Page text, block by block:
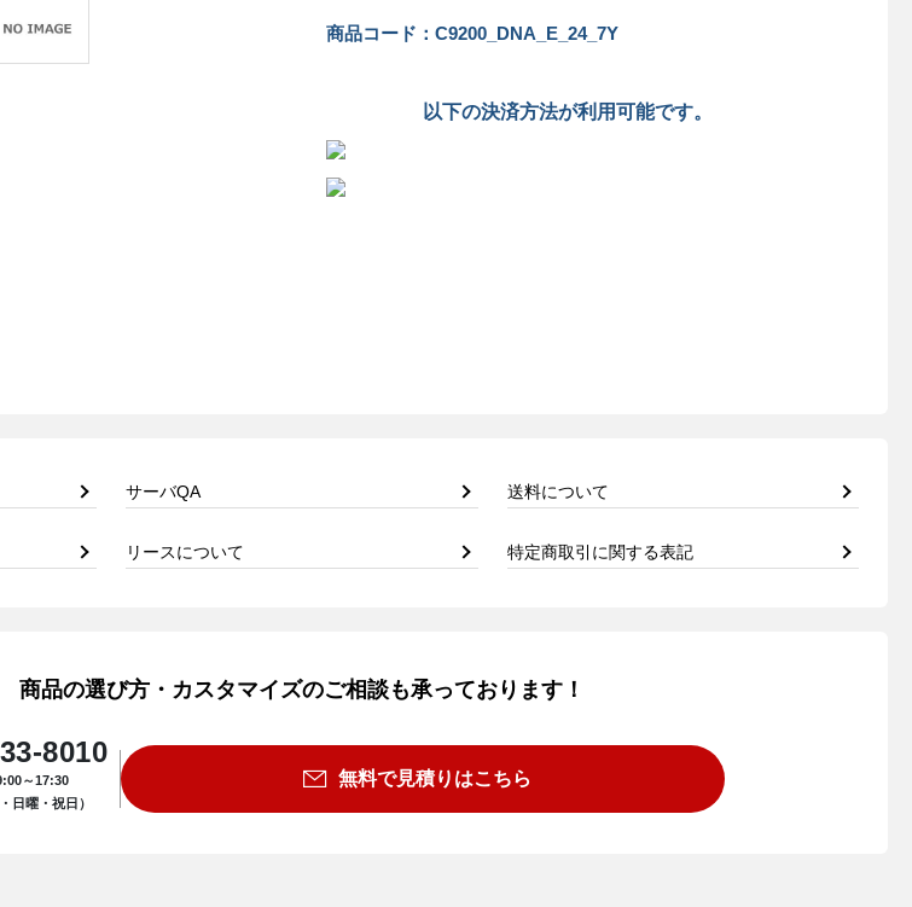
商品コード：C9200_DNA_E_24_7Y
以下の決済方法が利用可能です。
サーバQA 送料について
リースについて 特定商取引に関する表記
商品の選び方・カスタマイズのご相談も承っております！
8010
～17:30
日曜・祝日）
無料で見積りはこちら